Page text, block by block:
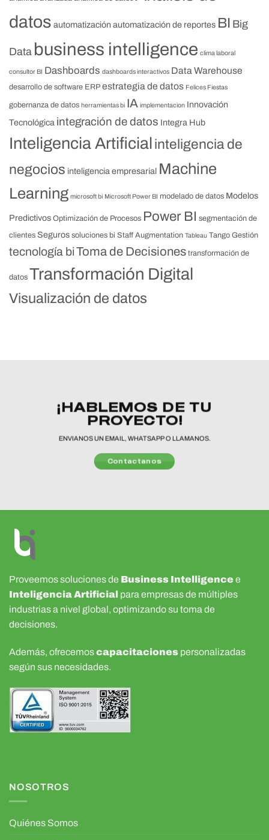
datos automatizaciónautomatización de reportes BI Big
Data business intelligence clima laboral
consultor BI Dashboards dashboards interactivos Data Warehouse
desarrollo de software ERP estrategia de datos Felices Fiestas
gobernanza de datos herramientas bi IA implementacion Innovación
Tecnológica integración de datos Integra Hub
Inteligencia Artificial inteligencia de
negocios inteligencia empresarial Machine
Learning microsoft bi Microsoft Power BI modelado de datos Modelos
Predictivos Optimización de Procesos Power BI segmentación de
clientes Seguros soluciones bi Staff Augmentation Tableau Tango Gestión
tecnología biToma de Decisiones transformación de
datos Transformación Digital
Visualización de datos
¡HABLEMOS DE TU
PROYECTO!
ENVIANOS UN EMAIL, WHATSAPP O LLAMANOS.
Contactanos
Proveemos soluciones de Business Intelligence e
Inteligencia Artificial para empresas de múltiples
industrias a nivel global, optimizando su toma de
decisiones.
Además, ofrecemoscapacitaciones personalizadas
según sus necesidades.
NOSOTROS
Quiénes Somos